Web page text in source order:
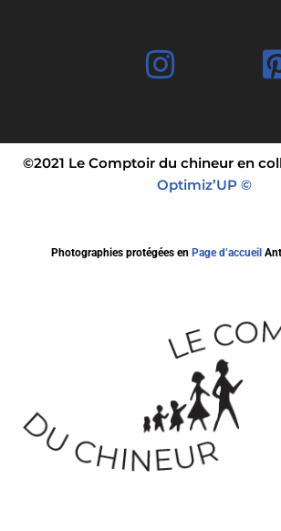
©2021 Le Comptoir du chineur en
Optimiz’UP ©
Photographies protégées en Page d’accueil